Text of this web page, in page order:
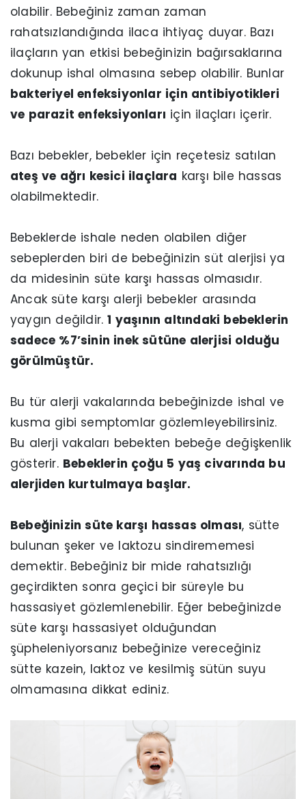
olabilir. Bebeğiniz zaman zaman
rahatsızlandığında ilaca ihtiyaç duyar. Bazı
ilaçların yan etkisi bebeğinizin bağırsaklarına
dokunup ishal olmasına sebep olabilir. Bunlar
bakteriyel enfeksiyonlar için antibiyotikleri
ve parazit enfeksiyonları için ilaçları içerir.
Bazı bebekler, bebekler için reçetesiz satılan
ateş ve ağrı kesici ilaçlara karşı bile hassas
olabilmektedir.
Bebeklerde ishale neden olabilen diğer
sebeplerden biri de bebeğinizin süt alerjisi ya
da midesinin süte karşı hassas olmasıdır.
Ancak süte karşı alerji bebekler arasında
yaygın değildir.1 yaşının altındaki bebeklerin
sadece %7’sinin inek sütüne alerjisi olduğu
görülmüştür.
Bu tür alerji vakalarında bebeğinizde ishal ve
kusma gibi semptomlar gözlemleyebilirsiniz.
Bu alerji vakaları bebekten bebeğe değişkenlik
gösterir. Bebeklerin çoğu 5 yaş civarında bu
alerjiden kurtulmaya başlar.
Bebeğinizin süte karşı hassas olması, sütte
bulunan şeker ve laktozu sindirememesi
demektir. Bebeğiniz bir mide rahatsızlığı
geçirdikten sonra geçici bir süreyle bu
hassasiyet gözlemlenebilir. Eğer bebeğinizde
süte karşı hassasiyet olduğundan
şüpheleniyorsanız bebeğinize vereceğiniz
sütte kazein, laktoz ve kesilmiş sütün suyu
olmamasına dikkat ediniz.